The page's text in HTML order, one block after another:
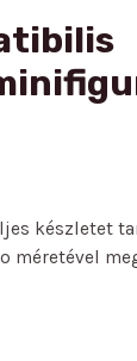
készletet
méretével